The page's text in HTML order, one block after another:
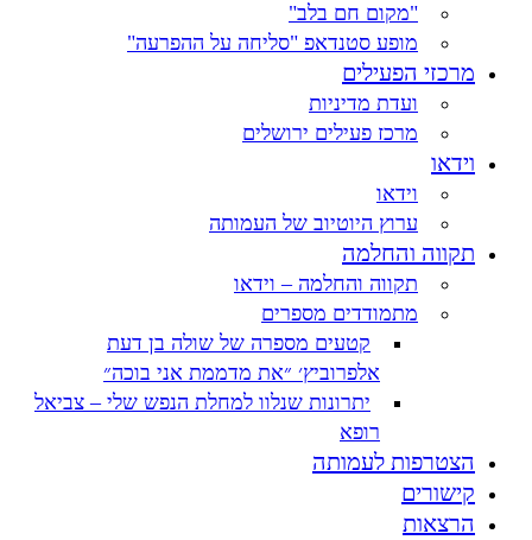
"מקום חם בלב"
מופע סטנדאפ "סליחה על ההפרעה"
מרכזי הפעילים
ועדת מדיניות
מרכז פעילים ירושלים
וידאו
וידאו
ערוץ היוטיוב של העמותה
תקווה והחלמה
תקווה והחלמה – וידאו
מתמודדים מספרים
קטעים מספרה של שולה בן דעת
אלפרוביץ׳ ״את מדממת אני בוכה״
יתרונות שנלוו למחלת הנפש שלי – צביאל
רופא
הצטרפות לעמותה
קישורים
הרצאות